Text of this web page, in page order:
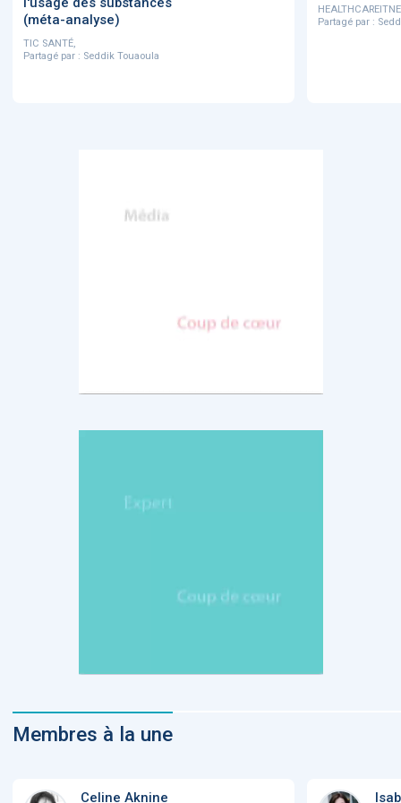
(méta-analyse)
TIC SANTÉ,
Partagé par : Seddik Touaoula
Partagé par :
Membres à la une
Celine Aknine